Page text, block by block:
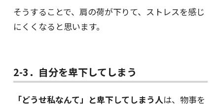
そうすることで、肩の荷が下りて、ストレスを感じ
にくくなると思います。
2-3．自分を卑下してしまう
「どうせ私なんて」と卑下してしまう人は、物事を